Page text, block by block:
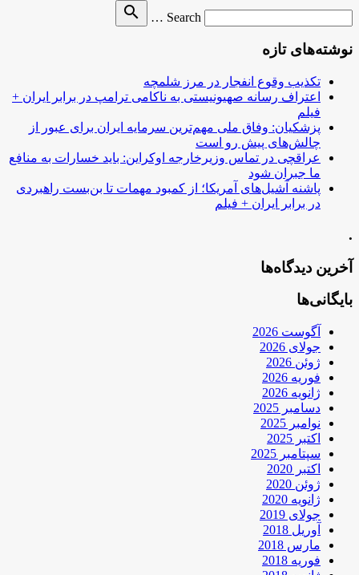
Search …
search
نوشته‌های تازه
تکذیب وقوع انفجار در مرز شلمچه
اعتراف رسانه صهیونیستی به ناکامی ترامپ در برابر ایران +
فیلم
پزشکیان: وفاق ملی مهم‌ترین سرمایه ایران برای عبور از
چالش‌های پیش رو است
عراقچی در تماس وزیرخارجه اوکراین: باید خسارات به منافع
ما جبران شود
پاشنه آشیل‌های آمریکا؛ از کمبود مهمات تا بن‌بست راهبردی
در برابر ایران + فیلم
.
آخرین دیدگاه‌ها
بایگانی‌ها
آگوست 2026
جولای 2026
ژوئن 2026
فوریه 2026
ژانویه 2026
دسامبر 2025
نوامبر 2025
اکتبر 2025
سپتامبر 2025
اکتبر 2020
ژوئن 2020
ژانویه 2020
جولای 2019
آوریل 2018
مارس 2018
فوریه 2018